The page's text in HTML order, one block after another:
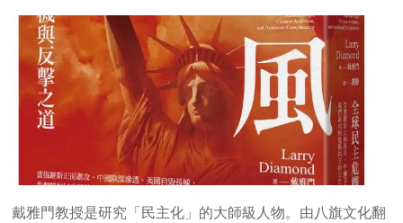
戴雅門教授是研究「民主化」的大師級人物。由八旗文化翻